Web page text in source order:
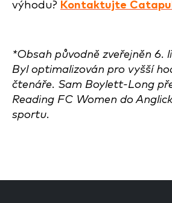
výhodu? Kontaktujte
*Obsah původně zveřejněn 6.
Byl optimalizován pro vyšší
čtenáře. Sam Boylett-Long
Reading FC Women do
sportu.